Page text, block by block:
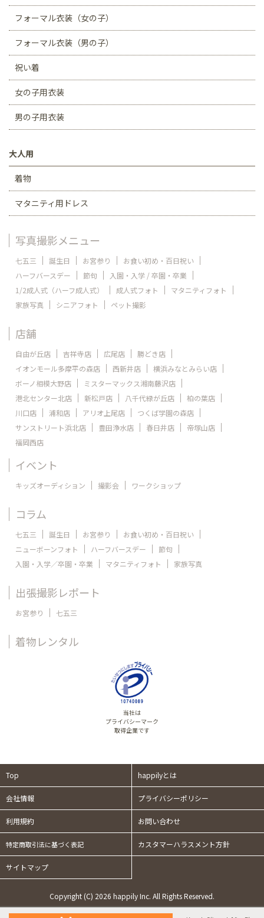
フォーマル衣装（女の子）
フォーマル衣装（男の子）
祝い着
女の子用衣装
男の子用衣装
大人用
着物
マタニティ用ドレス
写真撮影メニュー
七五三 誕生日 お宮参り
お食い初め・百日祝い
ハーフバースデー
節句
入園・入学 / 卒園・卒業
1/2成人式（ハーフ成人式）
成人式フォト
マタニティフォト
家族写真
シニアフォト ペット撮影
店舗
自由が丘店 吉祥寺店 広尾店
勝どき店
イオンモール多摩平の森店
西新井店
横浜みなとみらい店
ボーノ相模大野店
ミスターマックス湘南藤沢店
港北センター北店
新松戸店 八千代緑が丘店
柏の葉店
川口店
浦和店 アリオ上尾店
つくば学園の森店
サンストリート浜北店
豊田浄水店 春日井店
帝塚山店
福岡西店
イベント
キッズオーディション 撮影会 ワークショップ
コラム
七五三 誕生日 お宮参り
お食い初め・百日祝い
ニューボーンフォト
ハーフバースデー
節句
入園・入学／卒園・卒業
マタニティフォト 家族写真
出張撮影レポート
お宮参り 七五三
着物レンタル
当社は
プライバシーマーク
取得企業です
Top happilyとは
会社情報 プライバシーポリシー
利用規約 お問い合わせ
特定商取引法に基づく表記 カスタマーハラスメント方針
サイトマップ
Copyright (C) 2026 happily Inc. All Rights Reserved.